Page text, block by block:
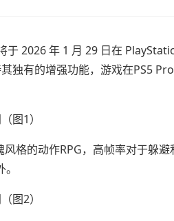
于 2026 年 1 月 29 日在
独有的增强功能，游戏在PS5
格的动作RPG，高帧率对于躲